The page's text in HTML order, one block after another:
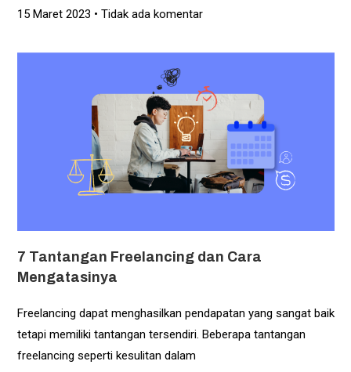
15 Maret 2023 Tidak ada komentar
7 Tantangan Freelancing dan Cara
Mengatasinya
Freelancing dapat menghasilkan pendapatan yang sangat baik
tetapi memiliki tantangan tersendiri. Beberapa tantangan
freelancing seperti kesulitan dalam